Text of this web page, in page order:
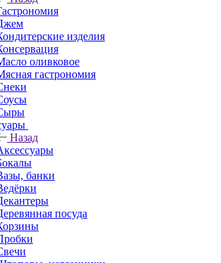
изделия
оливковое
гастрономия
Назад
банки
посуда